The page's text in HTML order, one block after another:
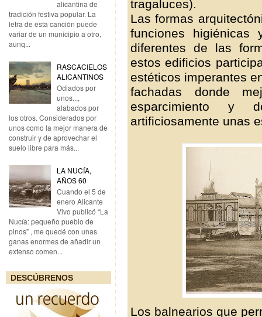
alicantina de
tradición festiva popular. La
letra de esta canción puede
variar de un municipio a otro,
aunq...
RASCACIELOS
ALICANTINOS
Odiados por
unos...,
alabados por
los otros. Considerados por
unos como la mejor manera de
construir y de aprovechar el
suelo libre para más...
LA NUCÍA,
AÑOS 60
Cuando el 5 de
enero Alicante
Vivo publicó “La
Nucía: pequeño pueblo de
pinos” , me quedé con unas
ganas enormes de añadir un
extenso comen...
DESCÚBRENOS
tragaluces).
Las formas
funciones higiénicas
diferentes de las
estos edificios
estéticos imperantes
fachadas donde
esparcimiento y
artificiosamente unas
Los balnearios que